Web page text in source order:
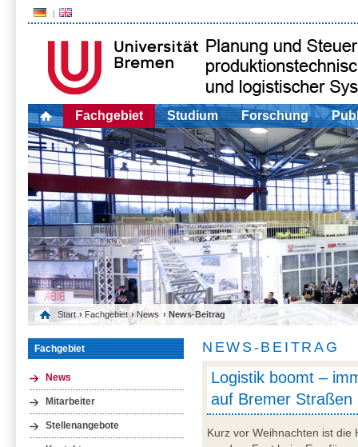
Fachgebiet Studium Forschung
Start › Fachgebiet › News › News-Beitrag
Fachgebiet
News
Mitarbeiter
Stellenangebote
NEWS-BEITRAG
Logistik boomt –
auf Bremer Straßen
Kurz vor Weihnachten ist die